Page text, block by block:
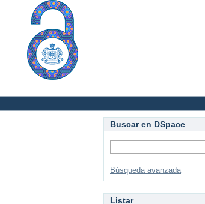
Buscar en DSpace
Búsqueda avanzada
Listar